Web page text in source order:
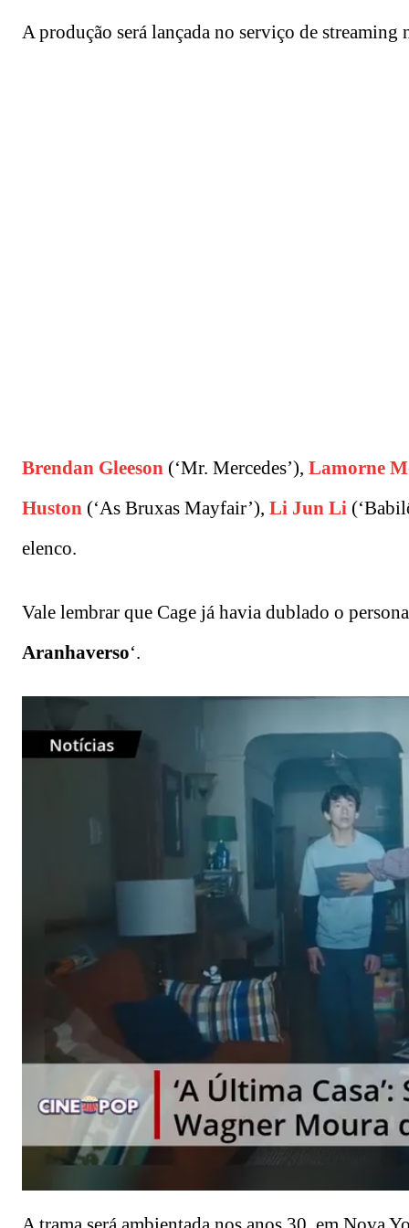
A produção será lançada no serviço de streaming
Brendan Gleeson (‘Mr. Mercedes’), Lamorne
Huston (‘As Bruxas Mayfair’), Li Jun Li
elenco.
Vale lembrar que Cage já havia dublado o
Aranhaverso‘.